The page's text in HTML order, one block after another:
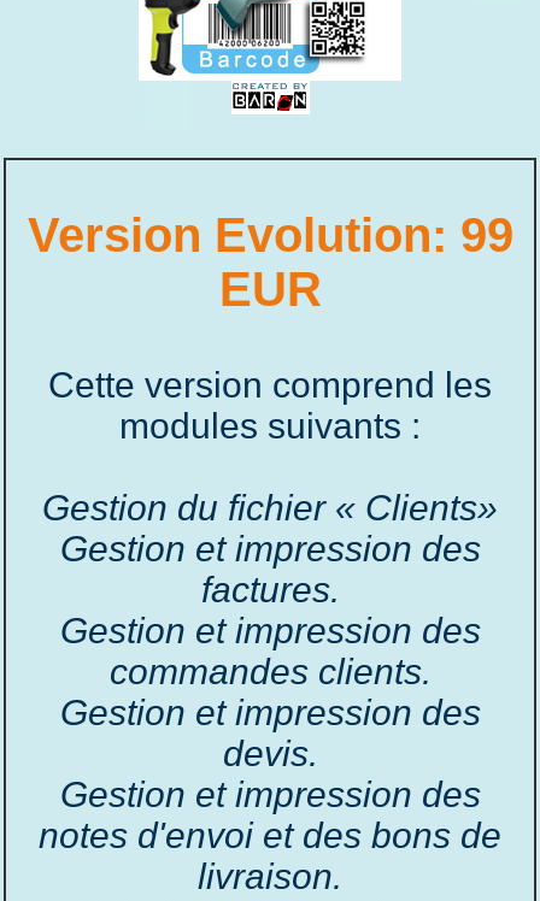
Version Evolution: 99
EUR
Cette version comprend les
modules suivants :
Gestion du fichier « Clients»
Gestion et impression des
factures.
Gestion et impression des
commandes clients.
Gestion et impression des
devis.
Gestion et impression des
notes d'envoi et des bons de
livraison.